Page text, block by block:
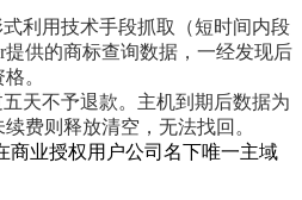
利用技术手段抓取（短时间内段
提供的商标查询数据，一经发现后
。
五天不予退款。主机到期后数据为
费则释放清空，无法找回。
商业授权用户公司名下唯一主域